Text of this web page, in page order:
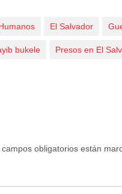
El Salvador
bukele Presos en El
campos obligatorios están